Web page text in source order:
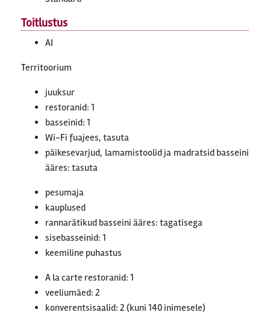
Toitlustus
AI
Territoorium
juuksur
restoranid: 1
basseinid: 1
Wi-Fi fuajees, tasuta
päikesevarjud, lamamistoolid ja madratsid basseini
ääres: tasuta
pesumaja
kauplused
rannarätikud basseini ääres: tagatisega
sisebasseinid: 1
keemiline puhastus
A la carte restoranid: 1
veeliumäed: 2
konverentsisaalid: 2 (kuni 140 inimesele)